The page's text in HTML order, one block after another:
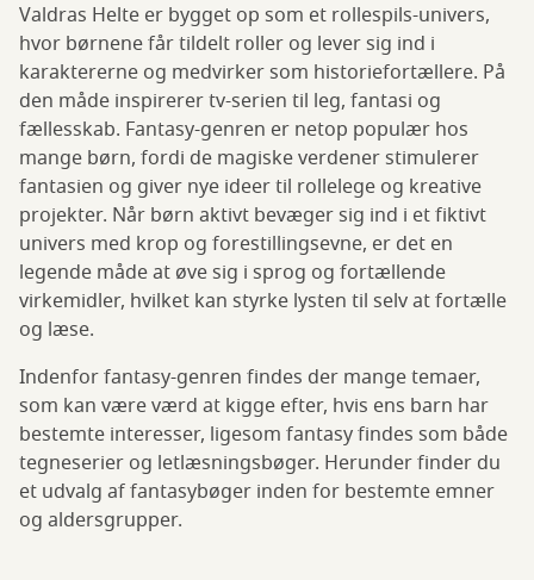
Valdras Helte er bygget op som et rollespils-univers,
hvor børnene får tildelt roller og lever sig ind i
karaktererne og medvirker som historiefortællere. På
den måde inspirerer tv-serien til leg, fantasi og
fællesskab. Fantasy-genren er netop populær hos
mange børn, fordi de magiske verdener stimulerer
fantasien og giver nye ideer til rollelege og kreative
projekter. Når børn aktivt bevæger sig ind i et fiktivt
univers med krop og forestillingsevne, er det en
legende måde at øve sig i sprog og fortællende
virkemidler, hvilket kan styrke lysten til selv at fortælle
og læse.
Indenfor fantasy-genren findes der mange temaer,
som kan være værd at kigge efter, hvis ens barn har
bestemte interesser, ligesom fantasy findes som både
tegneserier og letlæsningsbøger. Herunder finder du
et udvalg af fantasybøger inden for bestemte emner
og aldersgrupper.